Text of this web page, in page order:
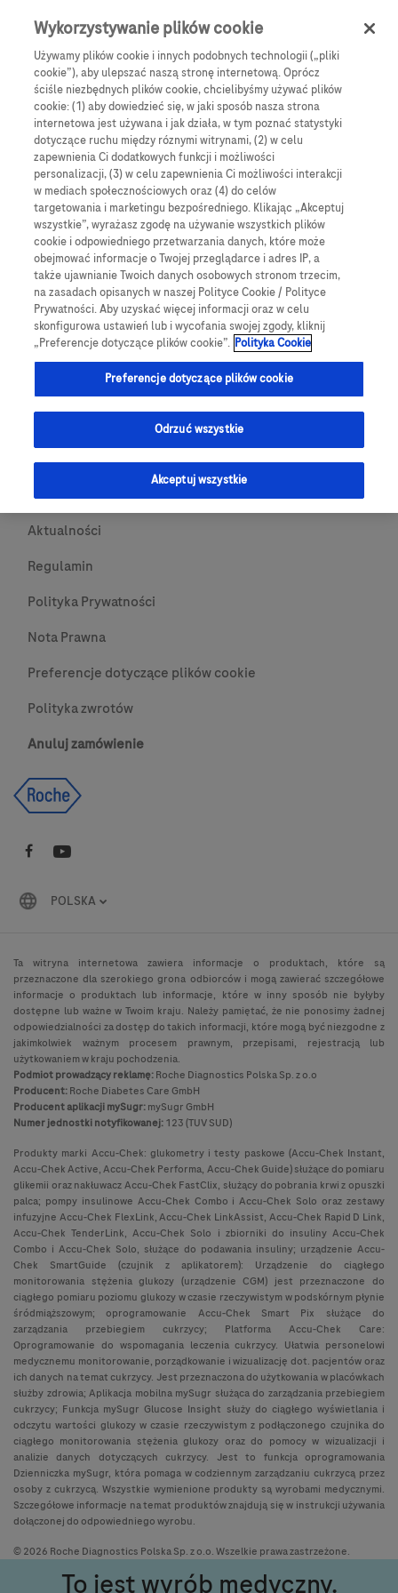
Skip to main content Menu
Products Articles
We are sorry, but no results were found for:
Globalne Strony Internetowe
Global Roche
Platforma Accu-Chek Care
Global Roche Diabetologia
Wszystkie lokalizacje
Skontaktuj się z nami
O nas
Aktualności
Regulamin
Polityka Prywatności
Nota Prawna
Preferencje dotyczące plików cookie
Polityka zwrotów
Anuluj zamówienie
POLSKA
Ta witryna internetowa zawiera informacje o produktach, które są
przeznaczone dla szerokiego grona odbiorców i mogą zawierać szczegółowe
informacje o produktach lub informacje, które w inny sposób nie byłyby
dostępne lub ważne w Twoim kraju. Należy pamiętać, że nie ponosimy żadnej
odpowiedzialności za dostęp do takich informacji, które mogą być niezgodne z
jakimkolwiek ważnym procesem prawnym, przepisami, rejestracją lub
użytkowaniem w kraju pochodzenia.
Podmiot prowadzący reklamę:Roche Diagnostics Polska Sp. z o.o
Producent:Roche Diabetes Care GmbH
Producent aplikacji mySugr:mySugr GmbH
Numer jednostki notyfikowanej:123 (TUV SUD)
Produkty marki Accu-Chek: glukometry i testy paskowe (Accu-Chek Instant,
Accu-Chek Active, Accu-Chek Performa, Accu-Chek Guide) służące do pomiaru
glikemii oraz nakłuwacz Accu-Chek FastClix, służący do pobrania krwi z opuszki
palca; pompy insulinowe Accu-Chek Combo i Accu-Chek Solo oraz zestawy
infuzyjne Accu-Chek FlexLink, Accu-Chek LinkAssist, Accu-Chek Rapid D Link,
Accu-Chek TenderLink, Accu-Chek Solo i zbiorniki do insuliny Accu-Chek
Combo i Accu-Chek Solo, służące do podawania insuliny; urządzenie Accu-
Chek SmartGuide (czujnik z aplikatorem): Urządzenie do ciągłego
monitorowania stężenia glukozy (urządzenie CGM) jest przeznaczone do
ciągłego pomiaru poziomu glukozy w czasie rzeczywistym w podskórnym płynie
śródmiąższowym; oprogramowanie Accu-Chek Smart Pix służące do
zarządzania przebiegiem cukrzycy; Platforma Accu-Chek Care:
Oprogramowanie do wspomagania leczenia cukrzycy. Ułatwia personelowi
medycznemu monitorowanie, porządkowanie i wizualizację dot. pacjentów oraz
ich danych na temat cukrzycy. Jest przeznaczona do użytkowania w placówkach
służby zdrowia; Aplikacja mobilna mySugr służąca do zarządzania przebiegiem
cukrzycy; Funkcja mySugr Glucose Insight służy do ciągłego wyświetlania i
odczytu wartości glukozy w czasie rzeczywistym z podłączonego czujnika do
ciągłego monitorowania stężenia glukozy oraz do pomocy w wizualizacji i
analizie danych dotyczących cukrzycy. Jest to funkcja oprogramowania
Dzienniczka mySugr, która pomaga w codziennym zarządzaniu cukrzycą przez
osoby z cukrzycą. Wszystkie wymienione produkty są wyrobami medycznymi.
Szczegółowe informacje na temat produktów znajdują się w instrukcji używania
dołączonej do odpowiedniego wyrobu.
© 2026 Roche Diagnostics Polska Sp. z o.o. Wszelkie prawa zastrzeżone.
To jest wyrób medyczny.
Wykorzystywanie plików cookie
Używamy plików cookie i innych podobnych technologii („pliki
cookie”), aby ulepszać naszą stronę internetową. Oprócz
ściśle niezbędnych plików cookie, chcielibyśmy używać plików
cookie: (1) aby dowiedzieć się, w jaki sposób nasza strona
internetowa jest używana i jak działa, w tym poznać statystyki
dotyczące ruchu między róznymi witrynami, (2) w celu
zapewnienia Ci dodatkowych funkcji i możliwości
personalizacji, (3) w celu zapewnienia Ci możliwości interakcji
w mediach społecznościowych oraz (4) do celów
targetowania i marketingu bezpośredniego. Klikając „Akceptuj
wszystkie”, wyrażasz zgodę na używanie wszystkich plików
cookie i odpowiedniego przetwarzania danych, które może
obejmować informacje o Twojej przeglądarce i adres IP, a
także ujawnianie Twoich danych osobowych stronom trzecim,
na zasadach opisanych w naszej Polityce Cookie / Polityce
Prywatności. Aby uzyskać więcej informacji oraz w celu
skonfigurowa ustawień lub i wycofania swojej zgody, kliknij
„Preferencje dotyczące plików cookie”. Polityka Cookie
Preferencje dotyczące plików cookie
Odrzuć wszystkie
Akceptuj wszystkie